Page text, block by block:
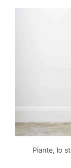
Piante, lo